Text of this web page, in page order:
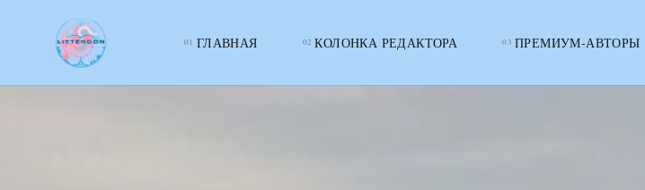
LITTERcon
ГЛАВНАЯ КОЛОНКА РЕДАКТОРА ПРЕМИУМ-АВТОРЫ